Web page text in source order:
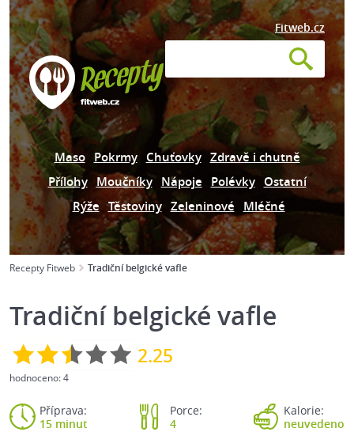
Fitweb.cz
Maso Pokrmy Chuťovky Zdravě i chutně
Přílohy Moučníky Nápoje Polévky Ostatní
Rýže Těstoviny Zeleninové Mléčné
Recepty Fitweb Tradiční belgické vafle
Tradiční belgické vafle
2.25
hodnoceno:4
Příprava:
15 minut
Porce:
4
Kalorie:
neuvedeno